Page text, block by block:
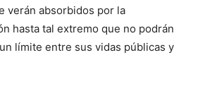
verán absorbidos por la
hasta tal extremo que no podrán
límite entre sus vidas públicas y